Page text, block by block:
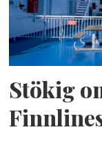
Stökig